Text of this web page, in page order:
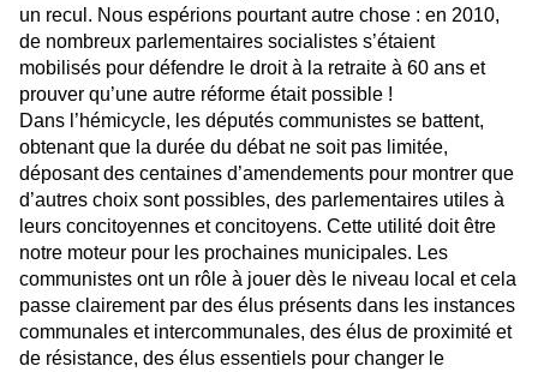
un recul. Nous espérions pourtant autre chose : en 2010,
de nombreux parlementaires socialistes s’étaient
mobilisés pour défendre le droit à la retraite à 60 ans et
prouver qu’une autre réforme était possible !
Dans l’hémicycle, les députés communistes se battent,
obtenant que la durée du débat ne soit pas limitée,
déposant des centaines d’amendements pour montrer que
d’autres choix sont possibles, des parlementaires utiles à
leurs concitoyennes et concitoyens. Cette utilité doit être
notre moteur pour les prochaines municipales. Les
communistes ont un rôle à jouer dès le niveau local et cela
passe clairement par des élus présents dans les instances
communales et intercommunales, des élus de proximité et
de résistance, des élus essentiels pour changer le